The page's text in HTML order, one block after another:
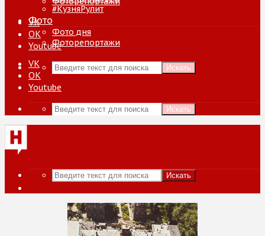
VK
ОК
Youtube
Искать
#КузняРулит
Фото
Фото дня
Фоторепортажи
VK
ОК
Youtube
Искать
Искать